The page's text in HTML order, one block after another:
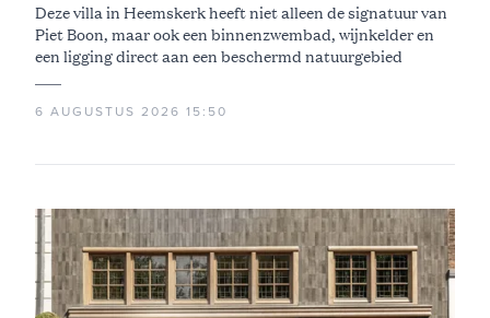
Deze villa in Heemskerk heeft niet alleen de signatuur van
Piet Boon, maar ook een binnenzwembad, wijnkelder en
een ligging direct aan een beschermd natuurgebied
6 AUGUSTUS 2026 15:50